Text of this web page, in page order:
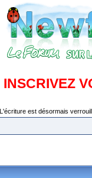
L'écriture est désormais